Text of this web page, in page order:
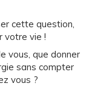
cette question,
votre vie !
vous, que donner
sans compter
vous ?